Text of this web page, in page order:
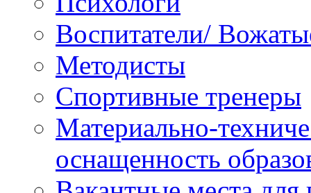
Воспитатели/
Методисты
Спортивные тренеры
Материально-
оснащенность